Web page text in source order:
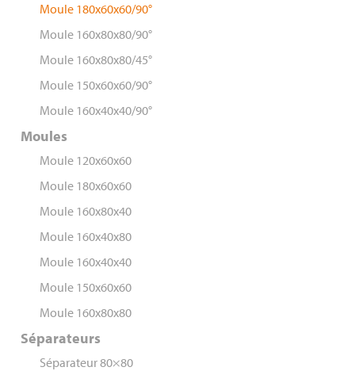
Moule 180x60x60/90°
Moule 160x80x80/90°
Moule 160x80x80/45°
Moule 150x60x60/90°
Moule 160x40x40/90°
Moules
Moule 120x60x60
Moule 180x60x60
Moule 160x80x40
Moule 160x40x80
Moule 160x40x40
Moule 150x60x60
Moule 160x80x80
Séparateurs
Séparateur 80×80